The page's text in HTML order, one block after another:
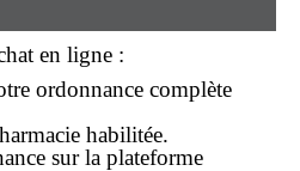
en ligne :
ordonnance complète
habilitée.
sur la plateforme